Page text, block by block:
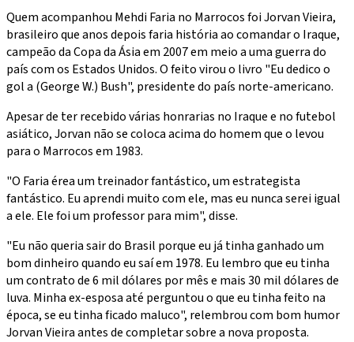
Quem acompanhou Mehdi Faria no Marrocos foi Jorvan Vieira,
brasileiro que anos depois faria história ao comandar o Iraque,
campeão da Copa da Ásia em 2007 em meio a uma guerra do
país com os Estados Unidos. O feito virou o livro "Eu dedico o
gol a (George W.) Bush", presidente do país norte-americano.
Apesar de ter recebido várias honrarias no Iraque e no futebol
asiático, Jorvan não se coloca acima do homem que o levou
para o Marrocos em 1983.
"O Faria érea um treinador fantástico, um estrategista
fantástico. Eu aprendi muito com ele, mas eu nunca serei igual
a ele. Ele foi um professor para mim", disse.
"Eu não queria sair do Brasil porque eu já tinha ganhado um
bom dinheiro quando eu saí em 1978. Eu lembro que eu tinha
um contrato de 6 mil dólares por mês e mais 30 mil dólares de
luva. Minha ex-esposa até perguntou o que eu tinha feito na
época, se eu tinha ficado maluco", relembrou com bom humor
Jorvan Vieira antes de completar sobre a nova proposta.